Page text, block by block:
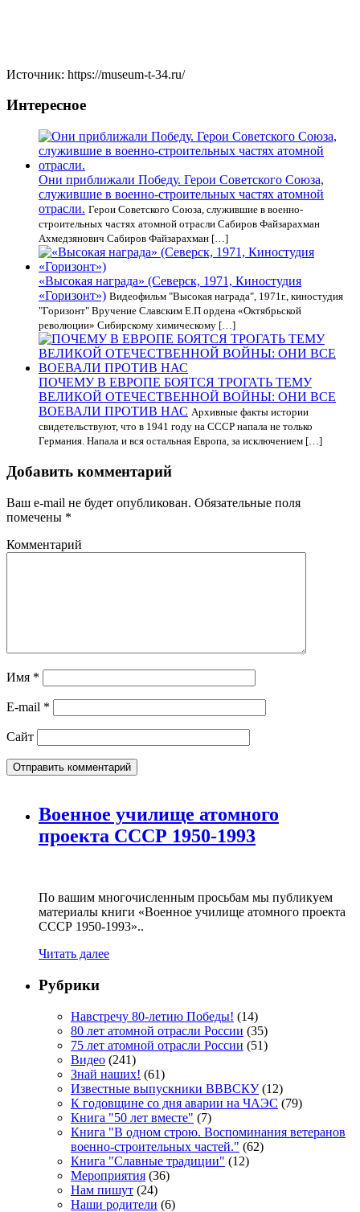
Источник: https://museum-t-34.ru/
Интересное
Они приближали Победу. Герои Советского Союза,
служившие в военно-строительных частях атомной
отрасли. Герои Советского Союза, служившие в военно-
строительных частях атомной отрасли Сабиров Файзарахман
Ахмедзянович Сабиров Файзарахман […]
«Высокая награда» (Северск, 1971, Киностудия
«Горизонт») Видеофильм "Высокая награда", 1971г., киностудия
"Горизонт" Вручение Славским Е.П ордена «Октябрьской
революции» Сибирскому химическому […]
ПОЧЕМУ В ЕВРОПЕ БОЯТСЯ ТРОГАТЬ ТЕМУ
ВЕЛИКОЙ ОТЕЧЕСТВЕННОЙ ВОЙНЫ: ОНИ ВСЕ
ВОЕВАЛИ ПРОТИВ НАС Архивные факты истории
свидетельствуют, что в 1941 году на СССР напала не только
Германия. Напала и вся остальная Европа, за исключением […]
Добавить комментарий
Ваш e-mail не будет опубликован. Обязательные поля
помечены *
Комментарий
Имя *
E-mail *
Сайт
Военное училище атомного
проекта СССР 1950-1993
По вашим многочисленным просьбам мы публикуем
материалы книги «Военное училище атомного проекта
СССР 1950-1993»..
Читать далее
Рубрики
Навстречу 80-летию Победы! (14)
80 лет атомной отрасли России (35)
75 лет атомной отрасли России (51)
Видео (241)
Знай наших! (61)
Известные выпускники ВВВСКУ(12)
К годовщине со дня аварии на ЧАЭС (79)
Книга "50 лет вместе" (7)
Книга "В одном строю. Воспоминания ветеранов
военно-строительных частей." (62)
Книга "Славные традиции" (12)
Мероприятия (36)
Нам пишут (24)
Наши родители (6)